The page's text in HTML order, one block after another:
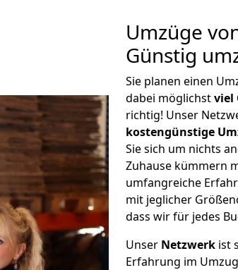
Umzüge
Günstig
Sie planen einen
dabei möglichstviel
richtig! Unser
kostengünstige
Sie sich um nichts
Zuhause kümmern
umfangreiche
mit jeglicher
dass wir für jedes
Unser Netzwerk ist
Erfahrung im